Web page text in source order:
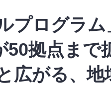
プログラム
50拠点まで
広がる、地